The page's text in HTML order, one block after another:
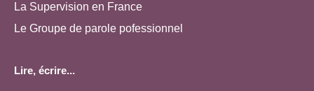
La Supervision en France
Le Groupe de parole pofessionnel
Lire, écrire...